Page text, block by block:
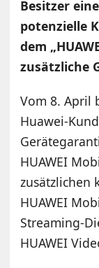
Besitzer
potenzielle
dem
zusätzliche
Vom 8. April
Huawei-
HUAWEI
zusätzlichen
HUAWEI
Streaming-
HUAWEI